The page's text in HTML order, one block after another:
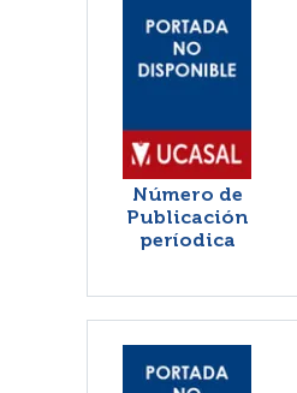
Número de
Publicación
períodica